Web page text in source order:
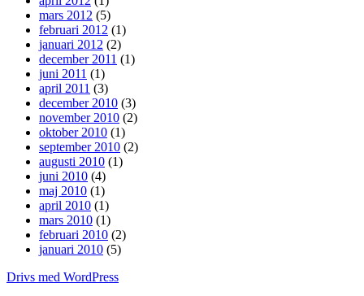
mars 2012 (5)
februari 2012 (1)
januari 2012 (2)
december 2011 (1)
juni 2011 (1)
april 2011 (3)
december 2010 (3)
november 2010 (2)
oktober 2010 (1)
september 2010 (2)
augusti 2010 (1)
juni 2010 (4)
maj 2010 (1)
april 2010 (1)
mars 2010 (1)
februari 2010 (2)
januari 2010 (5)
Drivs med WordPress